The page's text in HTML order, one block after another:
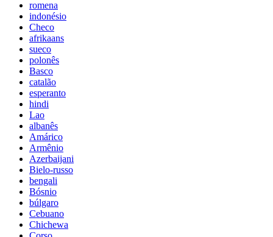
romena
indonésio
Checo
afrikaans
sueco
polonês
Basco
catalão
esperanto
hindi
Lao
albanês
Amárico
Armênio
Azerbaijani
Bielo-russo
bengali
Bósnio
búlgaro
Cebuano
Chichewa